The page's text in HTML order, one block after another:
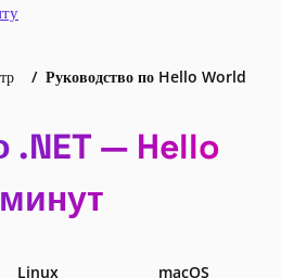
Руководство по Hello World
.NET — Hello
Linux macOS